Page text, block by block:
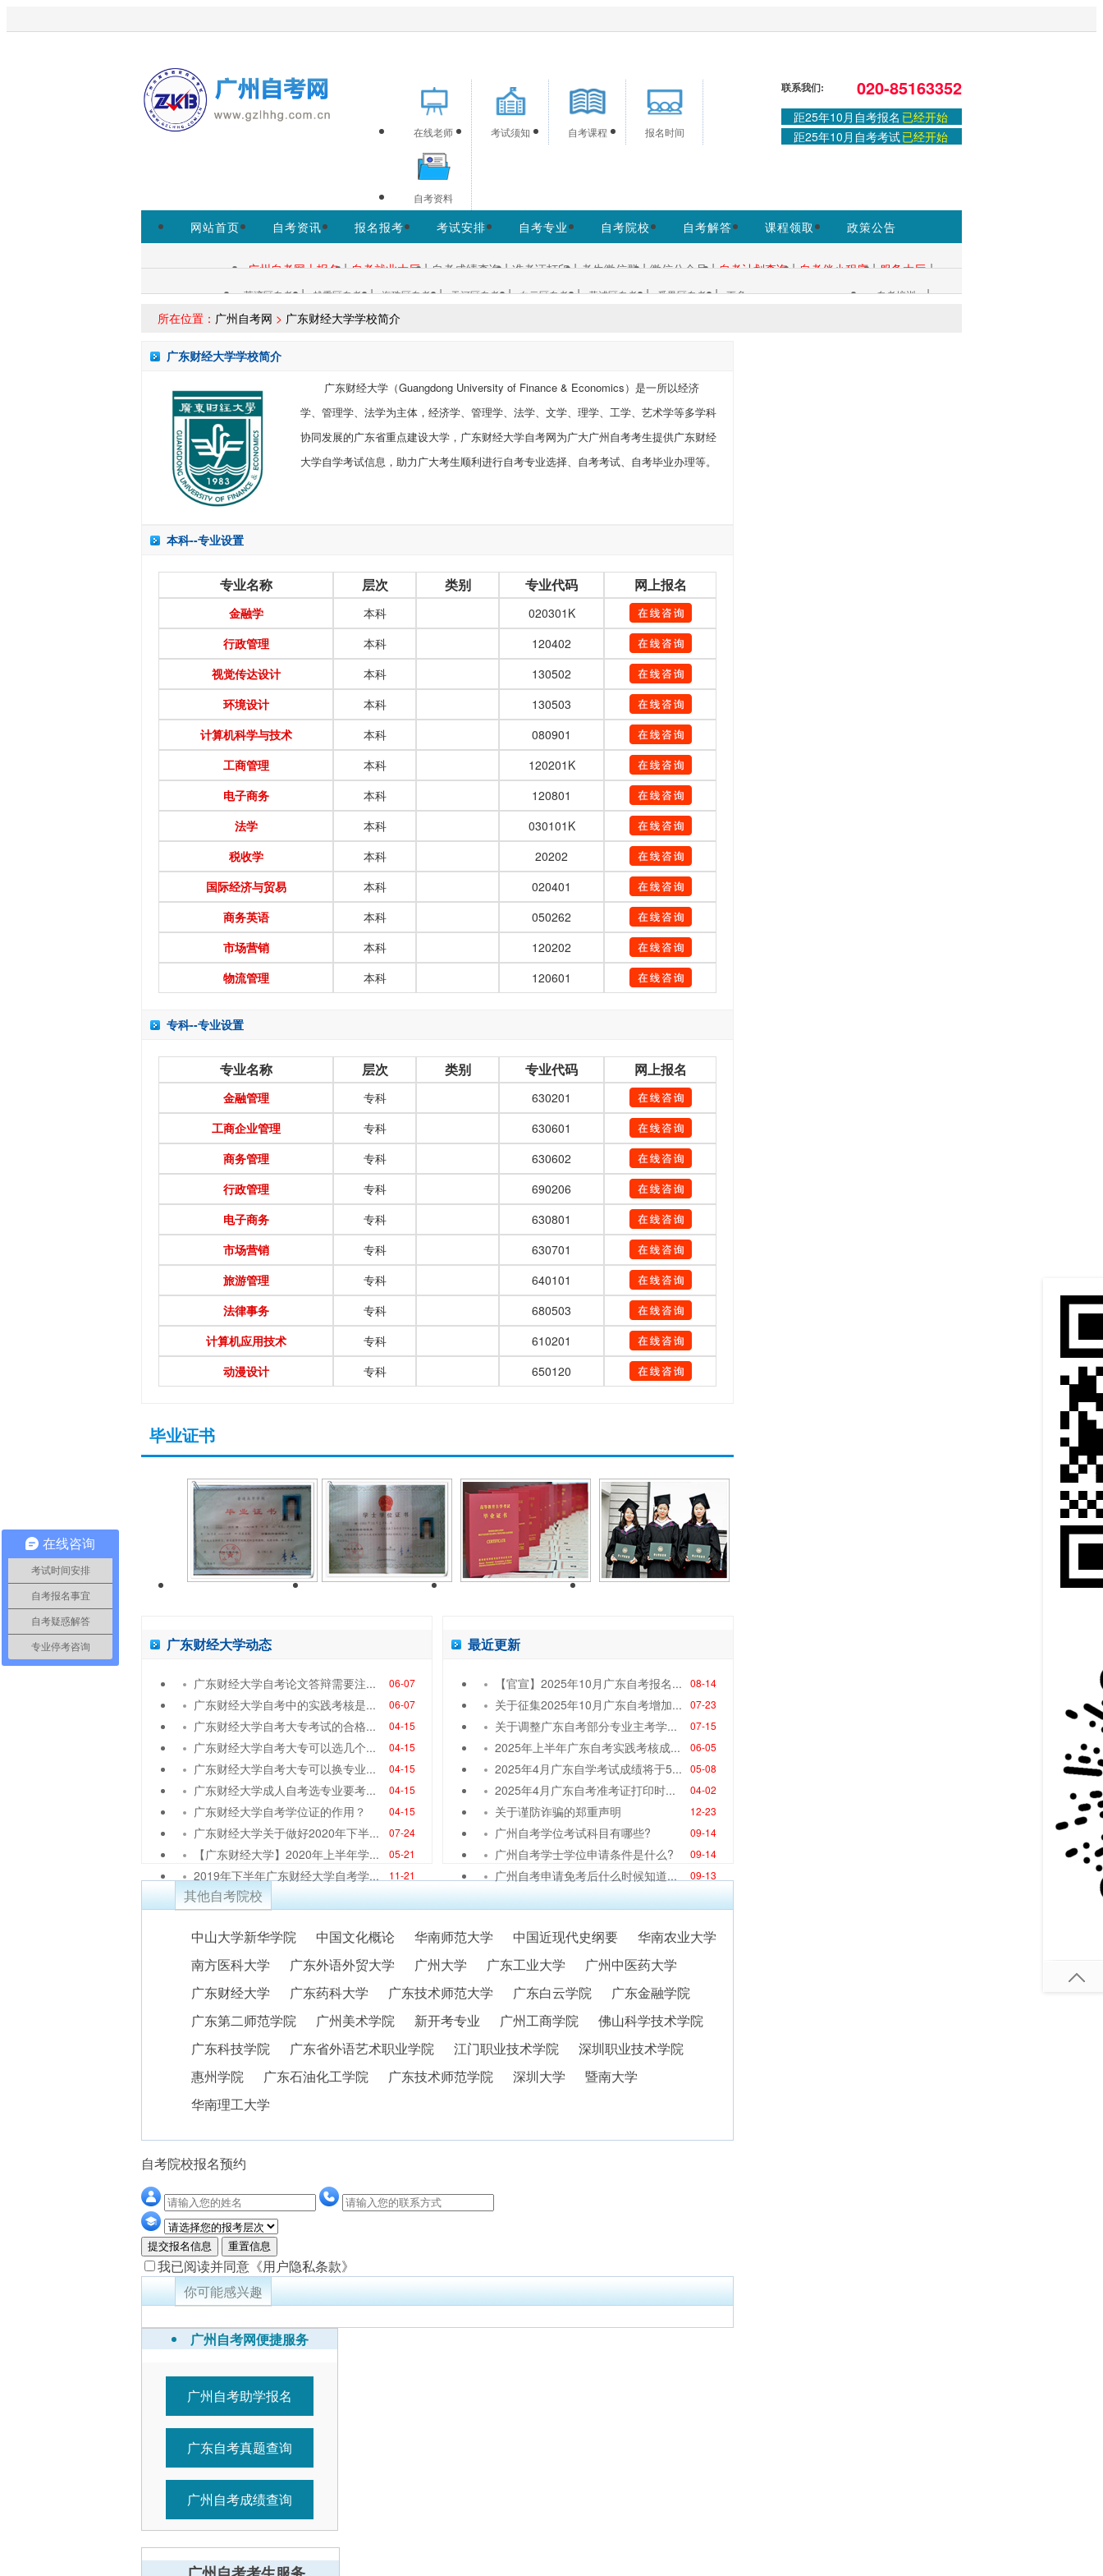
欢迎访问广州自考网！本站为考生提供广州自考信息服务，网站信息供学习交流使用，非政府官方网站，官方信息以广州省教育考试院
在线老师 考试须知 自考课程 报名时间
自考资料
联系我们: 020-85163352
距25年10月自考报名 已经开始
距25年10月自考考试已经开始
网站首页 自考资讯 报名报考 考试安排 自考专业 自考院校 自考解答 课程领取
政策公告
自考查询：
广州自考网上报名 | 自考就业大厅 | 自考成绩查询 | 准考证打印 | 考生微信群 | 微信公众号 | 自考计划查询 | 自考伴小程序 | 服务大厅 |
各区自考：
荔湾区自考 | 越秀区自考 | 海珠区自考 | 天河区自考 | 白云区自考 | 黄浦区自考 | 番禺区自考 | 更多+ 自考培训 |
所在位置： 广州自考网 > 广东财经大学学校简介
广东财经大学学校简介
广东财经大学（Guangdong University of Finance & Economics）是一所以经济
学、管理学、法学为主体，经济学、管理学、法学、文学、理学、工学、艺术学等多学科
协同发展的广东省重点建设大学，广东财经大学自考网为广大广州自考考生提供广东财经
大学自学考试信息，助力广大考生顺利进行自考专业选择、自考考试、自考毕业办理等。
本科--专业设置
专业名称 层次 类别 专业代码 网上报名
金融学 本科
020301K
行政管理
本科
120402
视觉传达设计
本科
130502
环境设计
本科
130503
计算机科学与技术
本科
080901
工商管理
本科
120201K
电子商务
本科
120801
法学
本科
030101K
税收学
本科
20202
国际经济与贸易
本科
020401
商务英语
本科
050262
市场营销
本科
120202
物流管理
本科 120601
专科--专业设置
专业名称 层次 类别 专业代码 网上报名
金融管理 专科
630201
工商企业管理
专科
630601
商务管理
专科
630602
行政管理
专科
690206
电子商务
专科
630801
市场营销
专科
630701
旅游管理
专科
640101
法律事务
专科
680503
计算机应用技术
专科
610201
动漫设计
专科 650120
毕业证书
广东财经大学动态
广东财经大学自考论文答辩需要注... 06-07
广东财经大学自考中的实践考核是... 06-07
广东财经大学自考大专考试的合格... 04-15
广东财经大学自考大专可以选几个... 04-15
广东财经大学自考大专可以换专业... 04-15
广东财经大学成人自考选专业要考... 04-15
广东财经大学自考学位证的作用？ 04-15
广东财经大学关于做好2020年下半... 07-24
【广东财经大学】2020年上半年学... 05-21
2019年下半年广东财经大学自考学... 11-21
最近更新
【官宣】2025年10月广东自考报名... 08-14
关于征集2025年10月广东自考增加... 07-23
关于调整广东自考部分专业主考学... 07-15
2025年上半年广东自考实践考核成... 06-05
2025年4月广东自学考试成绩将于5... 05-08
2025年4月广东自考准考证打印时... 04-02
关于谨防诈骗的郑重声明 12-23
广州自考学位考试科目有哪些? 09-14
广州自考学士学位申请条件是什么? 09-14
广州自考申请免考后什么时候知道... 09-13
其他自考院校
中山大学新华学院 中国文化概论 华南师范大学 中国近现代史纲要
华南农业大学
南方医科大学
广东外语外贸大学 广州大学 广东工业大学
广州中医药大学
广东财经大学
广东药科大学 广东技术师范大学 广东白云学院
广东金融学院
广东第二师范学院
广州美术学院 新开考专业 广州工商学院
佛山科学技术学院
广东科技学院
广东省外语艺术职业学院 江门职业技术学院
深圳职业技术学院
惠州学院
广东石油化工学院 广东技术师范学院 深圳大学
暨南大学
华南理工大学
自考院校报名预约
提交报名信息 重置信息
我已阅读并同意 《用户隐私条款》
你可能感兴趣
广州自考网便捷服务
广州自考助学报名
广东自考真题查询
广州自考成绩查询
在线咨询
考试时间安排
自考报名事宜
自考疑惑解答
专业停考咨询